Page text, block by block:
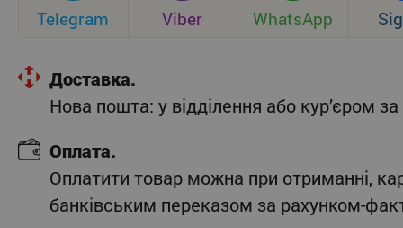
Telegram Viber WhatsApp
Доставка.
Нова пошта: у відділення або кур’єром
Оплата.
Оплатити товар можна при отриманні,
банківським переказом за рахунком-